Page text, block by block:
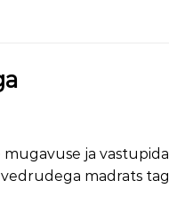
ja
madrats